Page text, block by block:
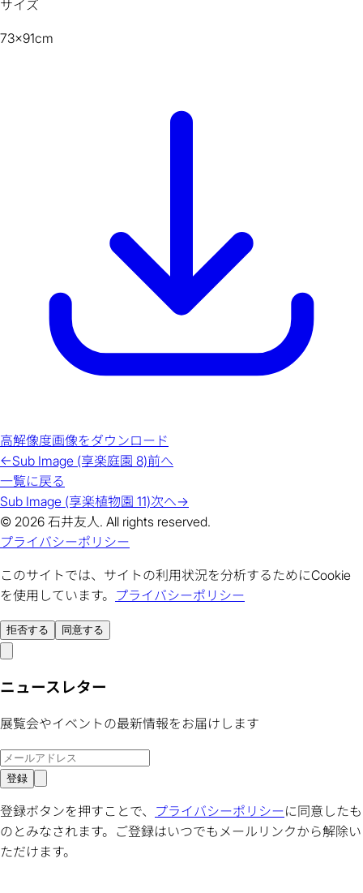
サイズ
73x91cm
高解像度画像をダウンロード
←Sub Image (享楽庭園 8)前へ
一覧に戻る
Sub Image (享楽植物園 11)次へ→
© 2026 石井友人. All rights reserved.
プライバシーポリシー
このサイトでは、サイトの利用状況を分析するためにCookie
を使用しています。 プライバシーポリシー
拒否する 同意する
ニュースレター
展覧会やイベントの最新情報をお届けします
登録
登録ボタンを押すことで、 プライバシーポリシーに同意したも
のとみなされます。ご登録はいつでもメールリンクから解除い
ただけます。